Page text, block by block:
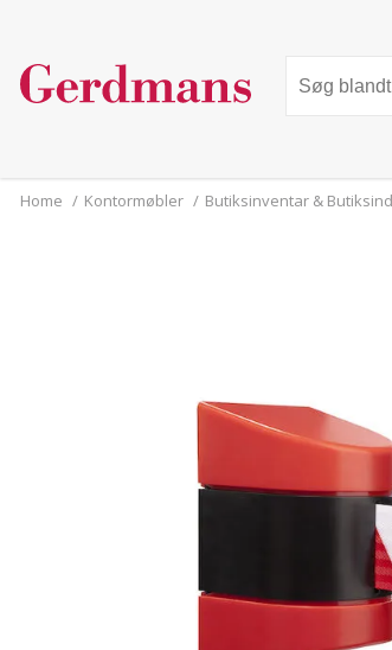
Home / Kontormøbler / Butiksinventar &